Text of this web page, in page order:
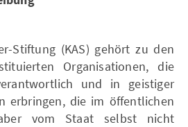
Stiftung (KAS) gehört zu den
Organisationen, die
und in geistiger
erbringen, die im öffentlichen
vom Staat selbst nicht